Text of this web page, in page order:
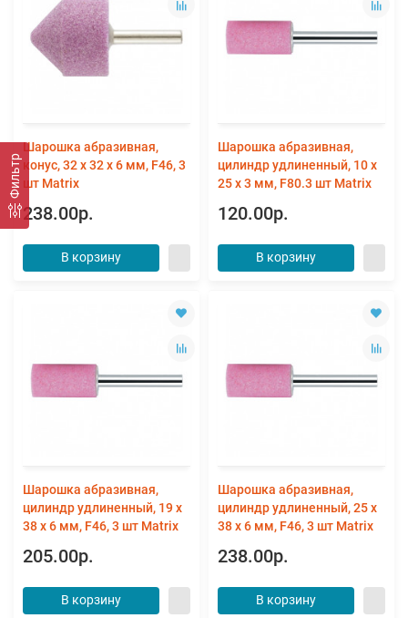
Фильтр
Шарошка абразивная,
конус, 32 x 32 x 6 мм, F46, 3
шт Matrix
238.00р.
В корзину
Шарошка абразивная,
цилиндр удлиненный, 10 x
25 x 3 мм, F80.3 шт Matrix
120.00р.
В корзину
Шарошка абразивная,
цилиндр удлиненный, 19 x
38 x 6 мм, F46, 3 шт Matrix
205.00р.
В корзину
Шарошка абразивная,
цилиндр удлиненный, 25 x
38 x 6 мм, F46, 3 шт Matrix
238.00р.
В корзину